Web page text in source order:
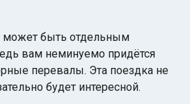
может быть отдельным
вам неминуемо придётся
перевалы. Эта поездка не
будет интересной.